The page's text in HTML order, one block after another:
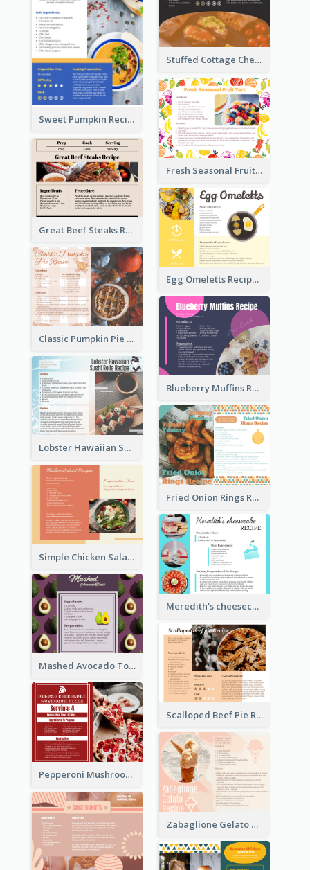
Stuffed Cottage Cheese Sandwiches Recipe
Sweet Pumpkin Recipe Card
Fresh Seasonal Fruit Tart Recipe Card
Great Beef Steaks Recipe Card
Egg Omeletts Recipe Card
Classic Pumpkin Pie Recipe Card
Blueberry Muffins Recipe Card
Lobster Hawaiian Sushi Rolls Recipe Card
Fried Onion Rings Recipe Card
Simple Chicken Salad Recipe Card
Meredith's cheesecake Recipe Card
Mashed Avocado Toast Recipe Card
Scalloped Beef Pie Recipe Card
Pepperoni Mushroom Pizza Recipe Card
Zabaglione Gelato Recipe Card